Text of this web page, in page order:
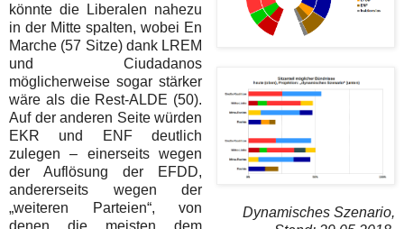
Dynamisches Szenario,
könnte die Liberalen nahezu
in der Mitte spalten, wobei En
Marche (57 Sitze) dank LREM
und Ciudadanos
möglicherweise sogar stärker
wäre als die Rest-ALDE (50).
Auf der anderen Seite würden
EKR und ENF deutlich
zulegen – einerseits wegen
der Auflösung der EFDD,
andererseits wegen der
„weiteren Parteien“, von
denen die meisten dem